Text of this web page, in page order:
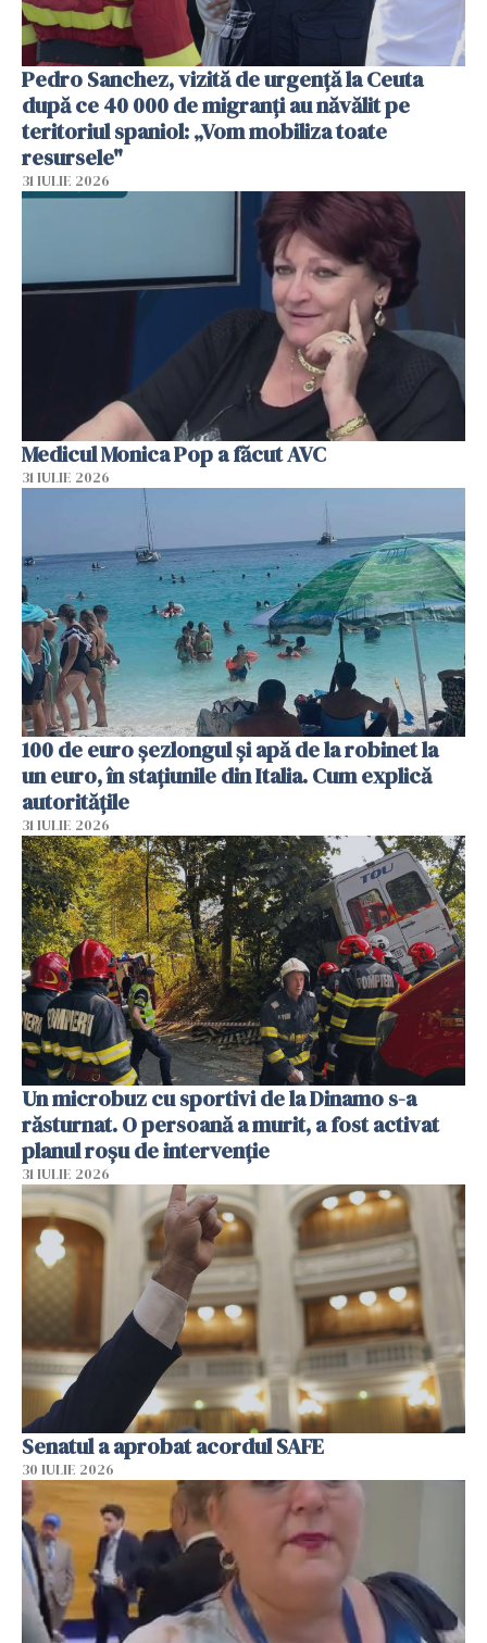
Pedro Sanchez, vizită de urgență la Ceuta
după ce 40 000 de migranți au năvălit pe
teritoriul spaniol: „Vom mobiliza toate
resursele"
31 IULIE 2026
Medicul Monica Pop a făcut AVC
31 IULIE 2026
100 de euro șezlongul și apă de la robinet la
un euro, în stațiunile din Italia. Cum explică
autoritățile
31 IULIE 2026
Un microbuz cu sportivi de la Dinamo s-a
răsturnat. O persoană a murit, a fost activat
planul roșu de intervenție
31 IULIE 2026
Senatul a aprobat acordul SAFE
30 IULIE 2026